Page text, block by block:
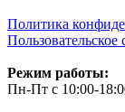
Политика
Пользовательское
Режим работы:
Пн-Пт с 10:00-